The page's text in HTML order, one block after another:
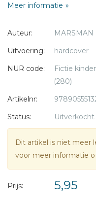
boer Teus, en dat is niet
Meer informatie
Auteur:
MARSMAN
Uitvoering:
hardcover
NUR code:
Fictie
(280)
Artikelnr:
Status:
Uitverkocht
Dit artikel is niet meer
voor meer informatie
Prijs: 5,95